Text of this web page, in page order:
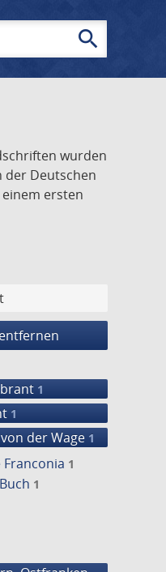
search
wurden
der Deutschen
ersten
1
1
der Wage 1
1
1